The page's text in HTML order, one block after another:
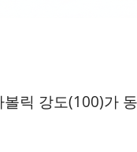
릭 강도(100)가